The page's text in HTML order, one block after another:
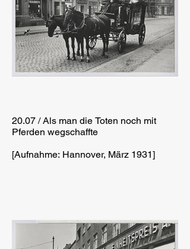
20.07 / Als man die Toten noch mit
Pferden wegschaffte
[Aufnahme: Hannover, März 1931]